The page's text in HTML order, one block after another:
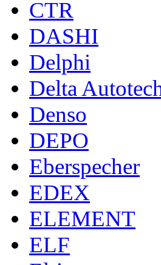
CTR
DASHI
Delphi
Delta
Denso
DEPO
Eberspecher
EDEX
ELEMENT
ELF